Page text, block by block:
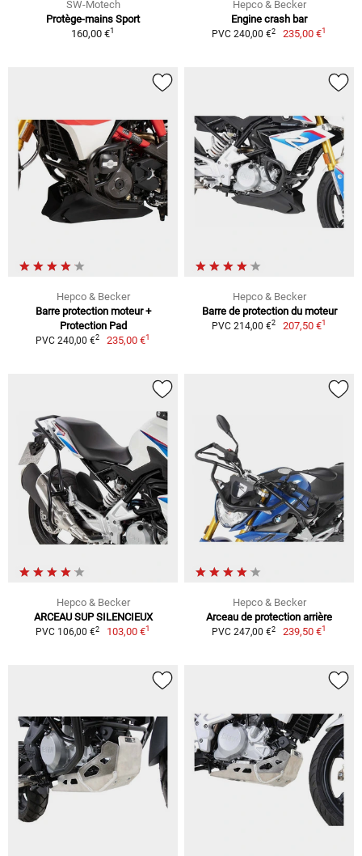
SW-Motech
Protège-mains Sport
160,00 €1
Hepco & Becker
Engine crash bar
PVC 240,00 €2 235,00 €1
Hepco & Becker
Barre protection moteur +
Protection Pad
PVC 240,00 €2 235,00 €1
Hepco & Becker
Barre de protection du moteur
PVC 214,00 €2 207,50 €1
Hepco & Becker
ARCEAU SUP SILENCIEUX
PVC 106,00 €2 103,00 €1
Hepco & Becker
Arceau de protection arrière
PVC 247,00 €2 239,50 €1